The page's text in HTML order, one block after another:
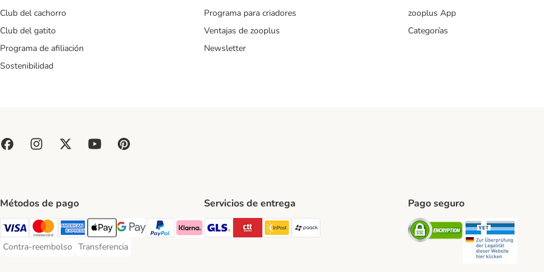
Club del cachorro
Club del gatito
Programa de afiliación
Sostenibilidad
Programa para criadores
Ventajas de zooplus
Newsletter
zooplus App
Categorías
Métodos de pago
Visa Payment Method
Mastercard Payment Method
American Express Payment Method
Apple Pay Payment Method
Google Pay Payment Method
PayPal Payment Method
Klarna Payment Method
Contra-reembolso
Contra-reembolso Payment Method
Transferencia
Transferencia Payment Method
Servicios de entrega
GLS Shipping Method
CTTExpress Shipping Method
InPost Shipping Method
paack Shipping Method
Pago seguro
Security